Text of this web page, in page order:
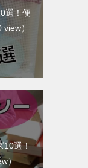
選！便
）
選！
）